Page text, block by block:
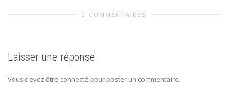
0 COMMENTAIRES
Laisser une réponse
Vous devez être connecté pour poster un commentaire.